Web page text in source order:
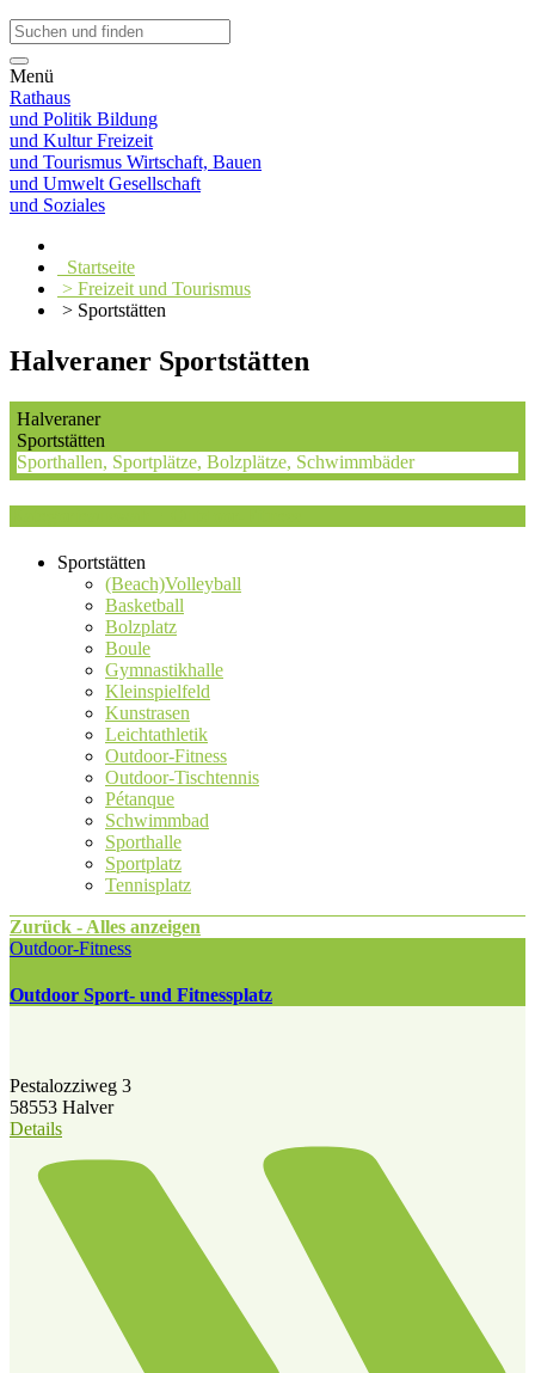
Menü
Rathaus
und Politik Bildung
und KulturFreizeit
und Tourismus Wirtschaft, Bauen
und Umwelt Gesellschaft
und Soziales
Startseite
> Freizeit und Tourismus
> Sportstätten
Halveraner Sportstätten
Halveraner
Sportstätten
Sporthallen, Sportplätze, Bolzplätze, Schwimmbäder
Sportstätten
(Beach)Volleyball
Basketball
Bolzplatz
Boule
Gymnastikhalle
Kleinspielfeld
Kunstrasen
Leichtathletik
Outdoor-Fitness
Outdoor-Tischtennis
Pétanque
Schwimmbad
Sporthalle
Sportplatz
Tennisplatz
Zurück - Alles anzeigen
Outdoor-Fitness
Outdoor Sport- und Fitnessplatz
Pestalozziweg 3
58553 Halver
Details